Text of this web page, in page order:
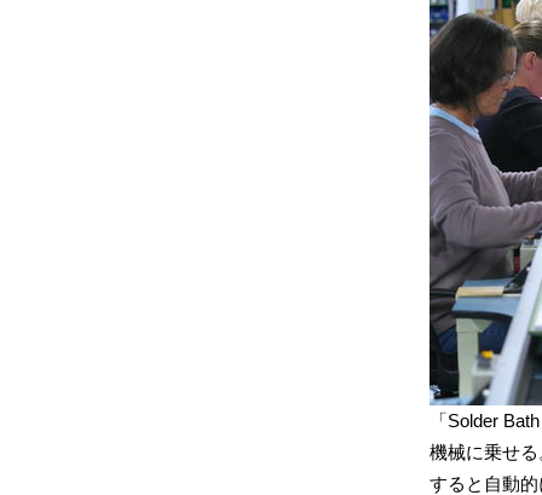
「Solder
機械に乗せる
すると自動